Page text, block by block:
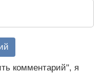
комментарий", я